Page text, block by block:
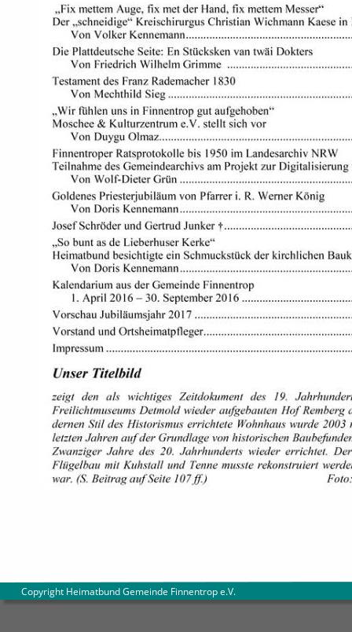
        Copyright Heimatbund Gemeinde Finnentrop e.V
.